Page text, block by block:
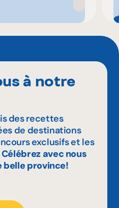
à notre
des recettes
de destinations
exclusifs et les
Célébrez avec nous
belle province!